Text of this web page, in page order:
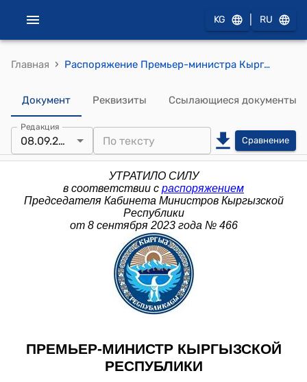
KG RU
Главная › Распоряжение Премьер-министра Кыргызской Республик от 27 августу 2020 года № 358 (О внесении изменении в распоряжение Премьер-министра Кыргызской Республики от 12 августа 2013 года № 387)
Документ Реквизиты Ссылающиеся документы
Редакция
08.09.2023 Сравнение